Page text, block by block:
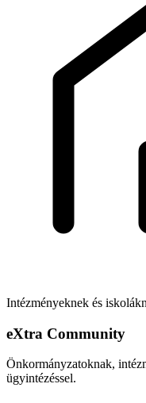
Intézményeknek és
eXtra Community
Önkormányzatoknak,
ügyintézéssel.